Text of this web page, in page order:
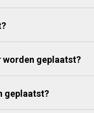
worden geplaatst?
geplaatst?